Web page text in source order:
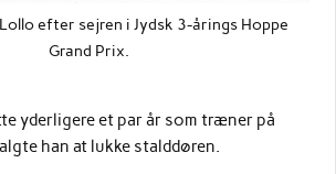
efter sejren i Jydsk 3-årings Hoppe
Grand Prix.
yderligere et par år som træner på
han at lukke stalddøren.